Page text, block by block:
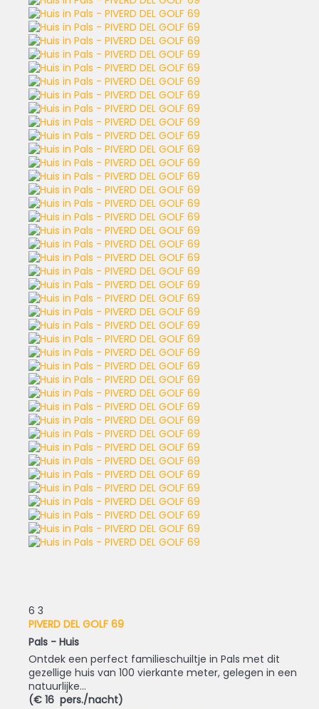
6 3
PIVERD DEL GOLF 69
Pals - Huis
Ontdek een perfect familieschuiltje in Pals met dit
gezellige huis van 100 vierkante meter, gelegen in een
natuurlijke...
(€ 16 pers./nacht)